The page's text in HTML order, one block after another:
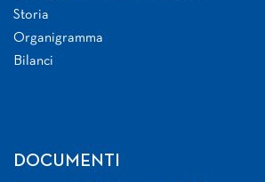
Storia
Organigramma
Bilanci
DOCUMENTI